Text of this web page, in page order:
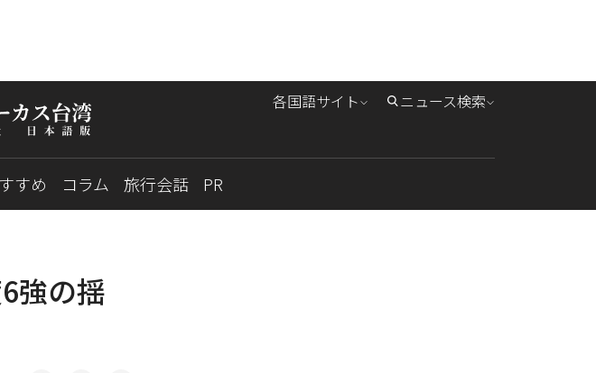
各国語サイト ニュース検索
すめ コラム 旅行会話 PR
強の揺